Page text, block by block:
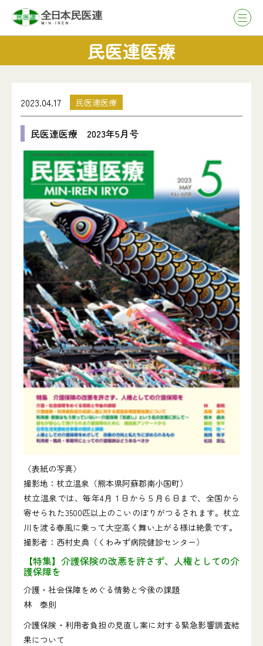
民医連医療
2023.04.17 民医連医療
民医連医療 2023年5月号
〈表紙の写真〉
撮影地：杖立温泉（熊本県阿蘇郡南小国町）
杖立温泉では、毎年4月１日から５月６日まで、全国から
寄せられた3500匹以上のこいのぼりがつるされます。杖立
川を渡る春風に乗って大空高く舞い上がる様は絶景です。
撮影者：西村史典（くわみず病院健診センター）
【特集】介護保険の改悪を許さず、人権としての介
護保障を
介護・社会保障をめぐる情勢と今後の課題
林 泰則
介護保険・利用者負担の見直し案に対する緊急影響調査結
果について